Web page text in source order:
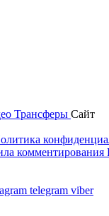
Трансферы Сайт
комментирования
telegram viber